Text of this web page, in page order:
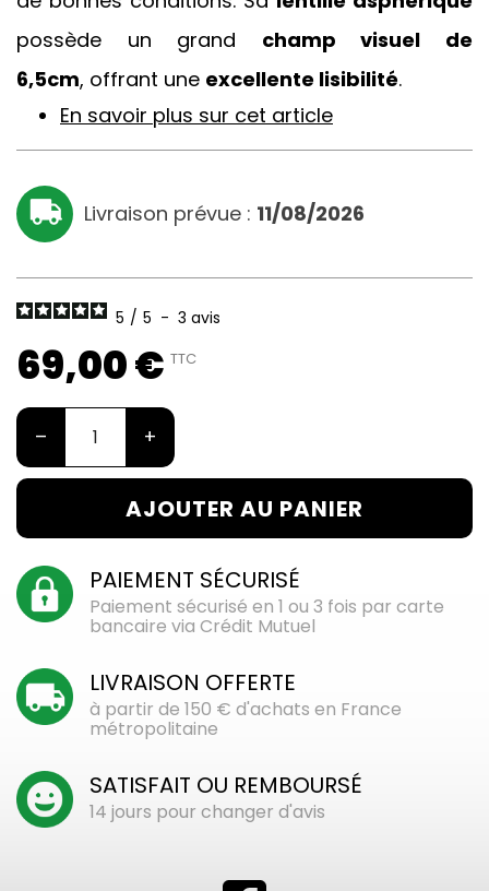
possède un grand champ visuel de
6,5cm, offrant une excellente lisibilité.
En savoir plus sur cet article
Livraison prévue : 11/08/2026
5 / 5 - 3 avis
69,00 € TTC
– +
AJOUTER AU PANIER
PAIEMENT SÉCURISÉ
Paiement sécurisé en 1 ou 3 fois par carte
bancaire via Crédit Mutuel
LIVRAISON OFFERTE
à partir de 150 € d'achats en France
métropolitaine
SATISFAIT OU REMBOURSÉ
14 jours pour changer d'avis